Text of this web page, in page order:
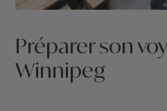
Préparer son
Winnipeg